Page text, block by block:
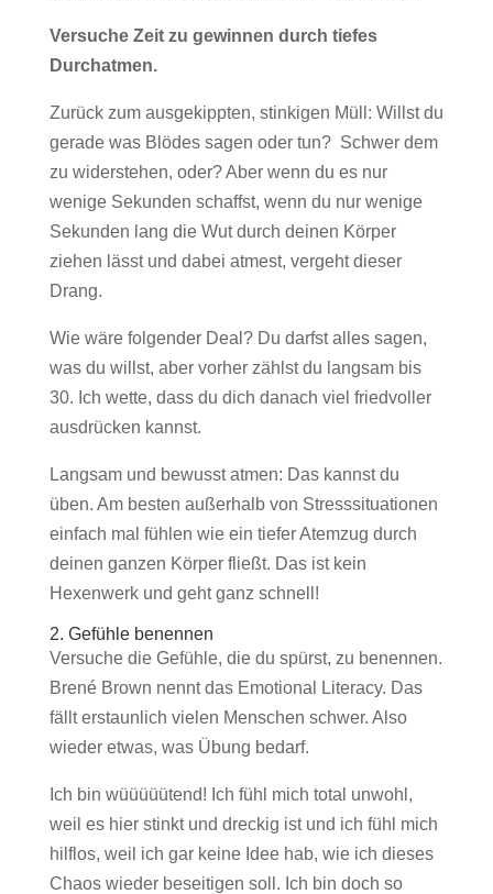
Versuche Zeit zu gewinnen durch tiefes
Durchatmen.
Zurück zum ausgekippten, stinkigen Müll: Willst du
gerade was Blödes sagen oder tun? Schwer dem
zu widerstehen, oder? Aber wenn du es nur
wenige Sekunden schaffst, wenn du nur wenige
Sekunden lang die Wut durch deinen Körper
ziehen lässt und dabei atmest, vergeht dieser
Drang.
Wie wäre folgender Deal? Du darfst alles sagen,
was du willst, aber vorher zählst du langsam bis
30. Ich wette, dass du dich danach viel friedvoller
ausdrücken kannst.
Langsam und bewusst atmen: Das kannst du
üben. Am besten außerhalb von Stresssituationen
einfach mal fühlen wie ein tiefer Atemzug durch
deinen ganzen Körper fließt. Das ist kein
Hexenwerk und geht ganz schnell!
2. Gefühle benennen
Versuche die Gefühle, die du spürst, zu benennen.
Brené Brown nennt das Emotional Literacy. Das
fällt erstaunlich vielen Menschen schwer. Also
wieder etwas, was Übung bedarf.
Ich bin wüüüüütend! Ich fühl mich total unwohl,
weil es hier stinkt und dreckig ist und ich fühl mich
hilflos, weil ich gar keine Idee hab, wie ich dieses
Chaos wieder beseitigen soll. Ich bin doch so